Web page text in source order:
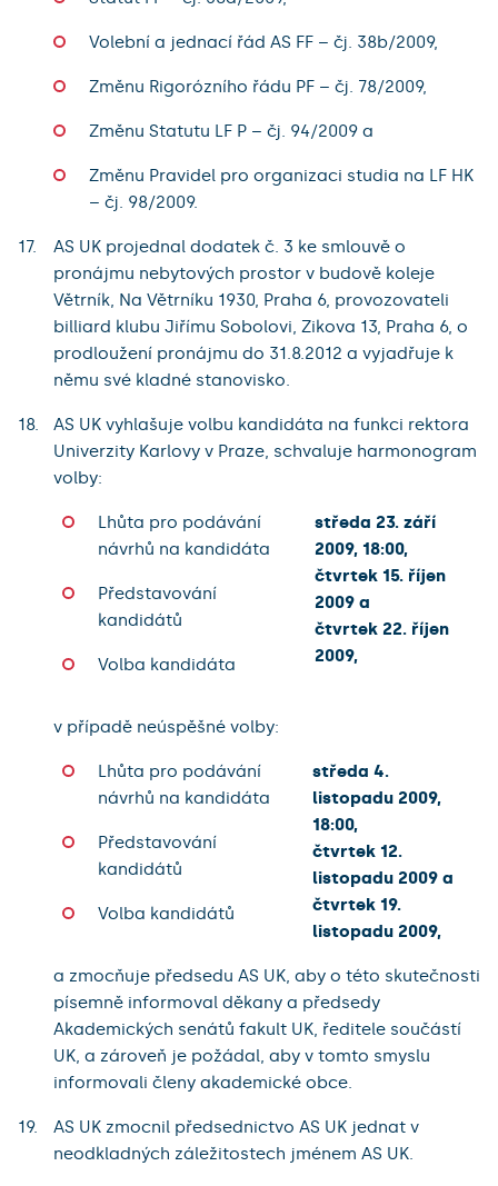
Volební a jednací řád AS FF – čj. 38b/2009,
Změnu Rigorózního řádu PF – čj. 78/2009,
Změnu Statutu LF P – čj. 94/2009 a
Změnu Pravidel pro organizaci studia na LF HK
– čj. 98/2009.
AS UK projednal dodatek č. 3 ke smlouvě o
pronájmu nebytových prostor v budově koleje
Větrník, Na Větrníku 1930, Praha 6, provozovateli
billiard klubu Jiřímu Sobolovi, Zikova 13, Praha 6, o
prodloužení pronájmu do 31.8.2012 a vyjadřuje k
němu své kladné stanovisko.
AS UK vyhlašuje volbu kandidáta na funkci rektora
Univerzity Karlovy v Praze, schvaluje harmonogram
volby:
Lhůta pro podávání
návrhů na kandidáta
Představování
kandidátů
Volba kandidáta
středa 23. září
2009, 18:00,
čtvrtek 15. říjen
2009 a
čtvrtek 22. říjen
2009,
v případě neúspěšné volby:
Lhůta pro podávání
návrhů na kandidáta
Představování
kandidátů
Volba kandidátů
středa 4.
listopadu 2009,
18:00,
čtvrtek 12.
listopadu 2009 a
čtvrtek 19.
listopadu 2009,
a zmocňuje předsedu AS UK, aby o této skutečnosti
písemně informoval děkany a předsedy
Akademických senátů fakult UK, ředitele součástí
UK, a zároveň je požádal, aby v tomto smyslu
informovali členy akademické obce.
AS UK zmocnil předsednictvo AS UK jednat v
neodkladných záležitostech jménem AS UK.